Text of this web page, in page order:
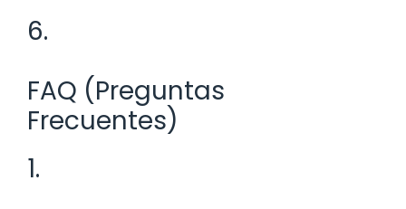
6.
FAQ (Preguntas
Frecuentes)
1.